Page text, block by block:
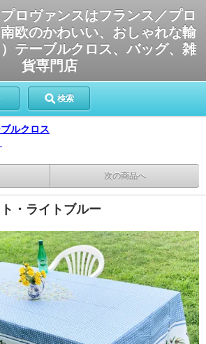
ロヴァンスはフランス／プロ
欧のかわいい、おしゃれな輸
テーブルクロス、バッグ、雑
貨専門店
検索
ルクロス
次の商品へ
・ライトブルー